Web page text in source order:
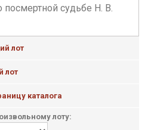
посмертной судьбе Н. В.
лот
лот
каталога
лоту: